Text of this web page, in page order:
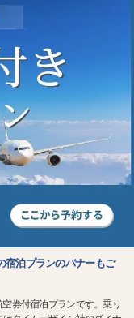
宿泊プランのバナーもご
券付宿泊プランです。乗り